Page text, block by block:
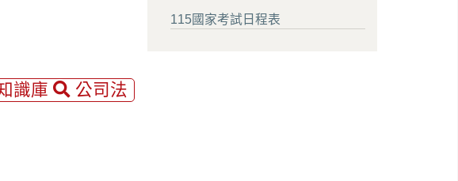
識庫 公司法
115國家考試日程表